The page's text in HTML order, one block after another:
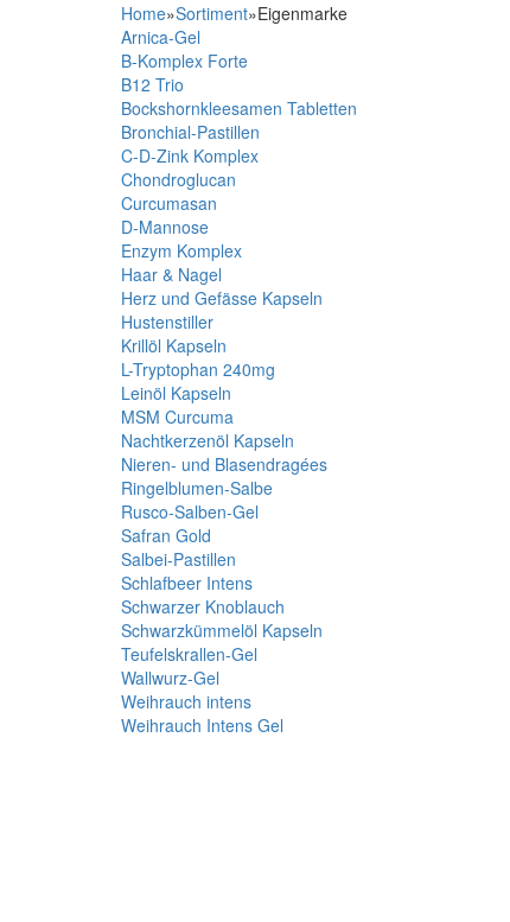
Home»Sortiment»Eigenmarke
Arnica-Gel
B-Komplex Forte
B12 Trio
Bockshornkleesamen Tabletten
Bronchial-Pastillen
C-D-Zink Komplex
Chondroglucan
Curcumasan
D-Mannose
Enzym Komplex
Haar & Nagel
Herz und Gefässe Kapseln
Hustenstiller
Krillöl Kapseln
L-Tryptophan 240mg
Leinöl Kapseln
MSM Curcuma
Nachtkerzenöl Kapseln
Nieren- und Blasendragées
Ringelblumen-Salbe
Rusco-Salben-Gel
Safran Gold
Salbei-Pastillen
Schlafbeer Intens
Schwarzer Knoblauch
Schwarzkümmelöl Kapseln
Teufelskrallen-Gel
Wallwurz-Gel
Weihrauch intens
Weihrauch Intens Gel